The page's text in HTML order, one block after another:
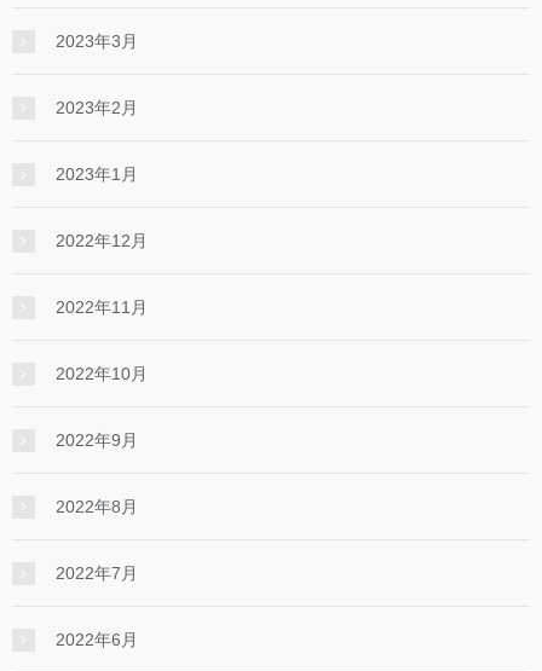
2023年3月
2023年2月
2023年1月
2022年12月
2022年11月
2022年10月
2022年9月
2022年8月
2022年7月
2022年6月